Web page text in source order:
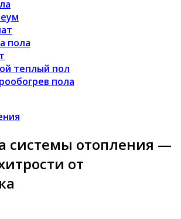
пола
теплый пол
пола
системы отопления —
от